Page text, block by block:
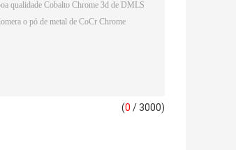
(0 / 3000)